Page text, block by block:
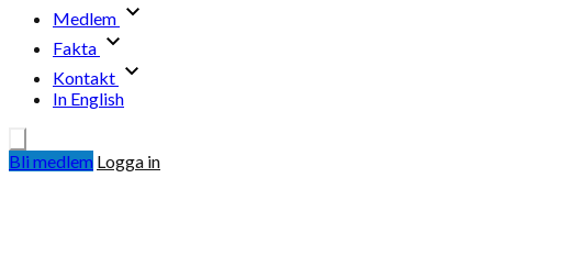
Medlem
Fakta
Kontakt
In English
Bli medlem Logga in